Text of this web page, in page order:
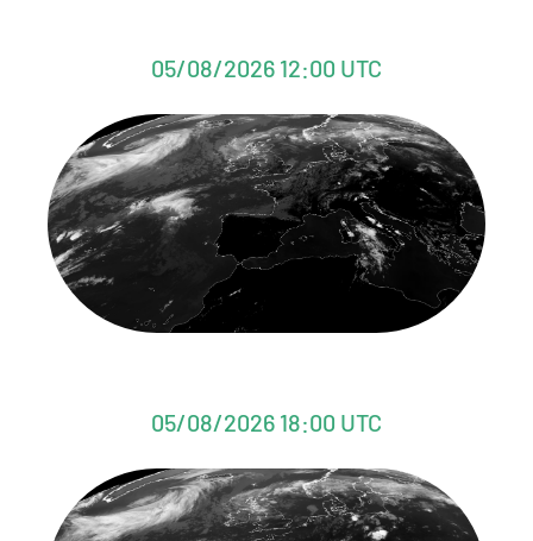
05/08/2026 12:00 UTC
05/08/2026 18:00 UTC